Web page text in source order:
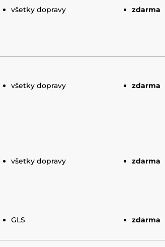
všetky dopravy zdarma
všetky dopravy zdarma
všetky dopravy zdarma
GLS zdarma